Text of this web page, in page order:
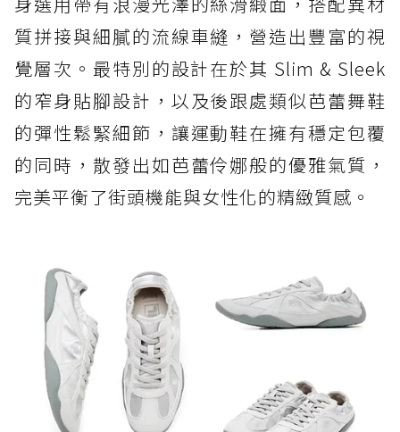
質拼接與細膩的流線車縫，營造出豐富的視
覺層次。最特別的設計在於其 Slim & Sleek
的窄身貼腳設計，以及後跟處類似芭蕾舞鞋
的彈性鬆緊細節，讓運動鞋在擁有穩定包覆
的同時，散發出如芭蕾伶娜般的優雅氣質，
完美平衡了街頭機能與女性化的精緻質感。